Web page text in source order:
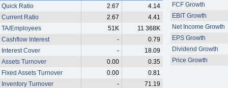
Quick Ratio
2.67
4.14
Current Ratio
2.67
4.41
TA/Employees
51K
11 368K
Cashflow Interest
-
0.79
Interest Cover
-
18.09
Assets Turnover
0.00
0.35
Fixed Assets Turnover
0.00
0.81
Inventory Turnover
-
71.19
FCF Growth
EBIT Growth
Net Income Growth
EPS Growth
Dividend Growth
Price Growth